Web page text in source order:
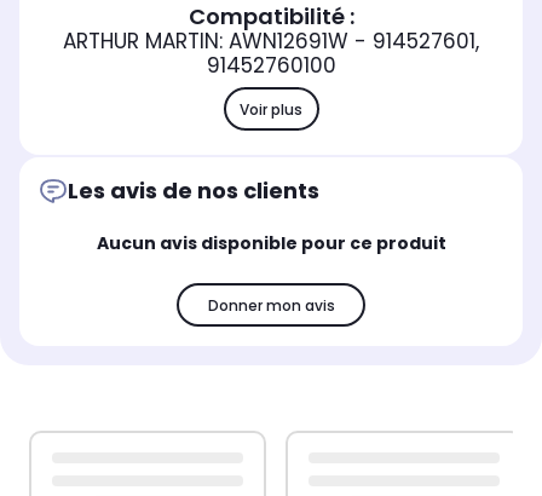
Compatibilité :
ARTHUR MARTIN: AWN12691W - 914527601,
91452760100
Voir plus
Les avis de nos clients
Aucun avis disponible pour ce produit
Donner mon avis